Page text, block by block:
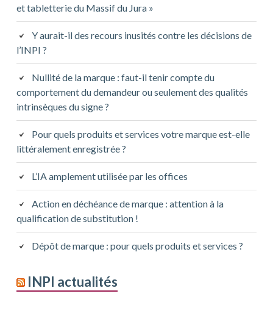
et tabletterie du Massif du Jura »
Y aurait-il des recours inusités contre les décisions de
l’INPI ?
Nullité de la marque : faut-il tenir compte du
comportement du demandeur ou seulement des qualités
intrinsèques du signe ?
Pour quels produits et services votre marque est-elle
littéralement enregistrée ?
L’IA amplement utilisée par les offices
Action en déchéance de marque : attention à la
qualification de substitution !
Dépôt de marque : pour quels produits et services ?
INPI actualités